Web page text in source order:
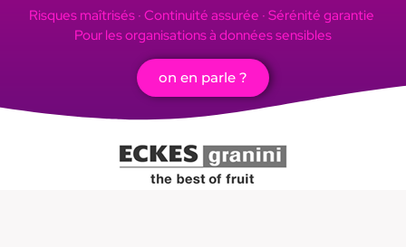
Risques maîtrisés · Continuité assurée · Sérénité garantie
Pour les organisations à données sensibles
on en parle ?